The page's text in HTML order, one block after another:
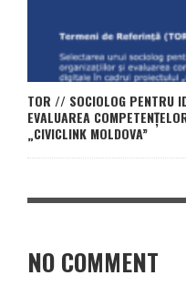
TOR // SOCIOLOG PENTRU
EVALUAREA
„CIVICLINK MOLDOVA”
NO COMMENT